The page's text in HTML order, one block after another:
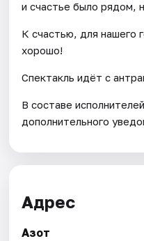
и счастье было рядом,
К счастью, для нашего
хорошо!
Спектакль идёт с
В составе
дополнительного
Адрес
Азот